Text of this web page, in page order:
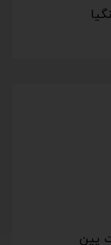
پین